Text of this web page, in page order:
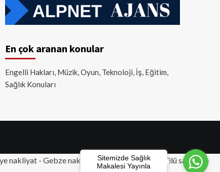
En çok aranan konular
Engelli Hakları, Müzik, Oyun, Teknoloji, İş, Eğitim,
Sağlık Konuları
nakliyat - Gebze nakliyat -Tuzla nakliyat - Akülü sandalye
Sitemizde Sağlık
Makalesi Yayınla